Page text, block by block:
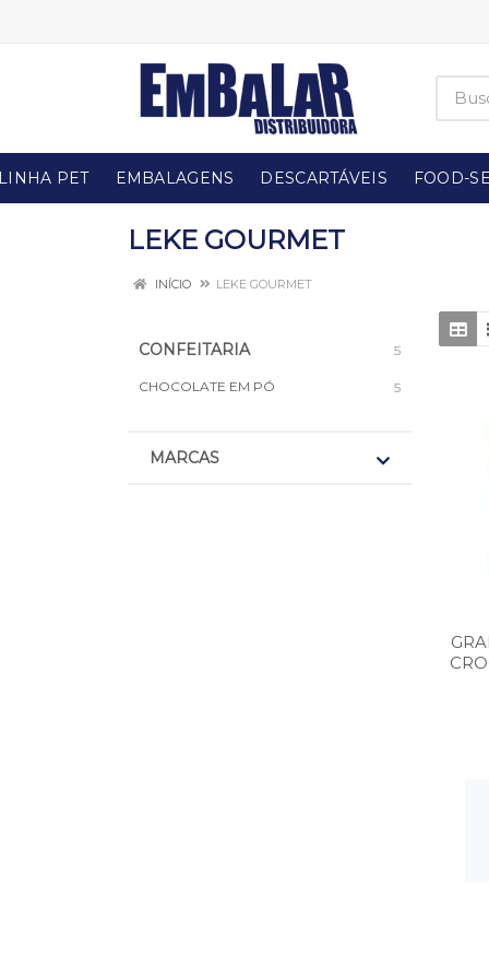
PET EMBALAGENS DESCARTÁVEIS FOOD-
LEKE GOURMET
INÍCIO LEKE GOURMET
CONFEITARIA 5
CHOCOLATE EM PÓ 5
MARCAS